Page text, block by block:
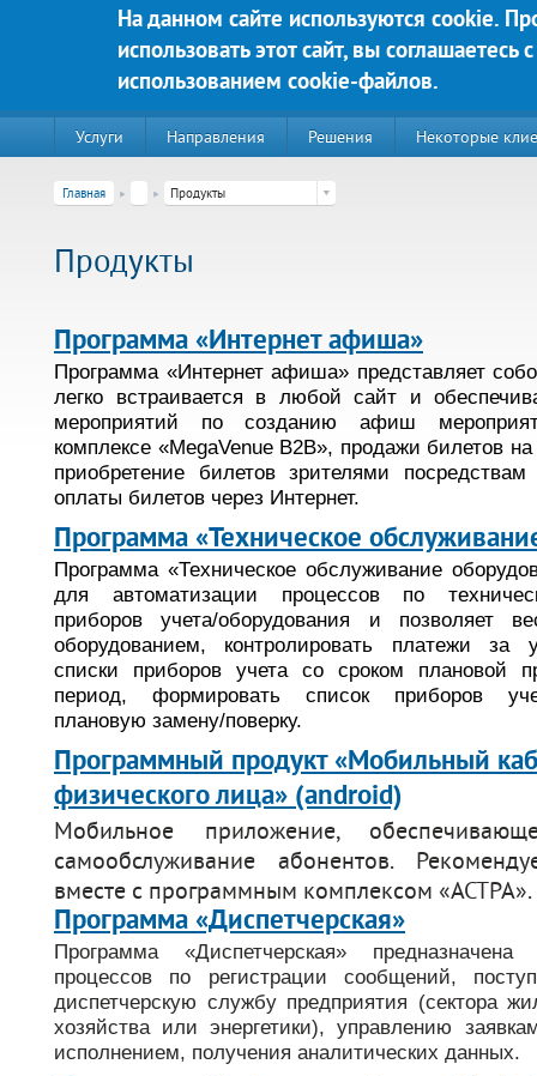
На данном сайте используются cookie.
использовать этот сайт, вы соглашаетесь с
использованием cookie-файлов.
Перейти к основному содержанию
220020, г. Минск, пр-т Победителей д. 89, корп. 3, этаж 5,
Контакты:
Техническая поддержка:
тел.:+375 (44) 555-90-25
support@bs-solutions.by
Приемная
+375 (44) 555-10-92
contact@bs-solutions.by
Бухгалтерия
+375 (44) 555-39-05
buh@bs-solutions.by
Яркие решения для Вашего
Услуги Направления Решения Некоторые
Главная Продукты
Продукты
Программа «Интернет афиша»
Программа «Интернет афиша» представляет
легко встраивается в любой сайт и
мероприятий по созданию афиш
комплексе «MegaVenue B2B», продажи билетов
приобретение билетов зрителями
оплаты билетов через Интернет.
Программа «Техническое
Программа «Техническое обслуживание
для автоматизации процессов по
приборов учета/оборудования и позволяет
оборудованием, контролировать платежи за
списки приборов учета со сроком плановой
период, формировать список приборов
плановую замену/поверку.
Программный продукт «Мобильный
физического лица» (android)
Мобильное приложение,
самообслуживание абонентов.
вместе с программным комплексом «АСТРА».
Программа «Диспетчерская»
Программа «Диспетчерская»
процессов по регистрации сообщений,
диспетчерскую службу предприятия (сектора
хозяйства или энергетики), управлению
исполнением, получения аналитических данных.